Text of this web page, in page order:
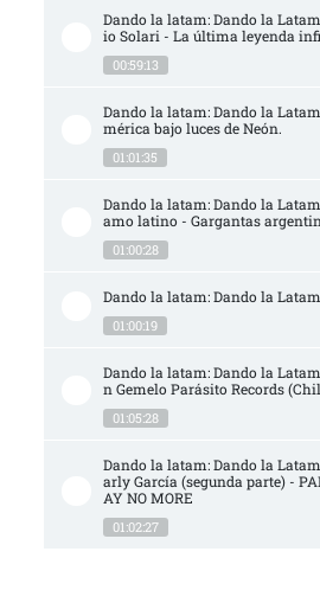
Dando la latam: Dando la
io Solari - La última leyenda
00:59:13
Dando la latam: Dando la
mérica bajo luces de Neón.
01:01:35
Dando la latam: Dando la Latam
amo latino - Gargantas
01:00:28
Dando la latam: Dando la
01:00:19
Dando la latam: Dando la
n Gemelo Parásito Records
01:05:28
Dando la latam: Dando la
arly García (segunda parte) -
AY NO MORE
01:02:27